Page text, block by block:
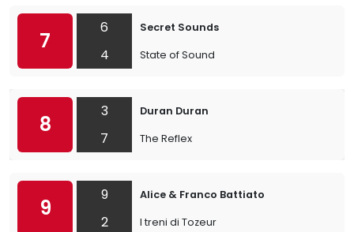
7
6
4
Secret Sounds
State of Sound
8
3
7
Duran Duran
The Reflex
9
9
2
Alice & Franco Battiato
I treni di Tozeur